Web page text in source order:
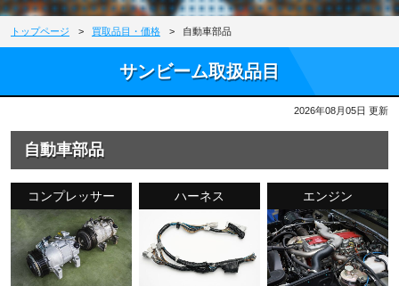
トップページ > 買取品目・価格 > 自動車部品
サンビーム取扱品目
2026年08月05日 更新
自動車部品
コンプレッサー ハーネス エンジン